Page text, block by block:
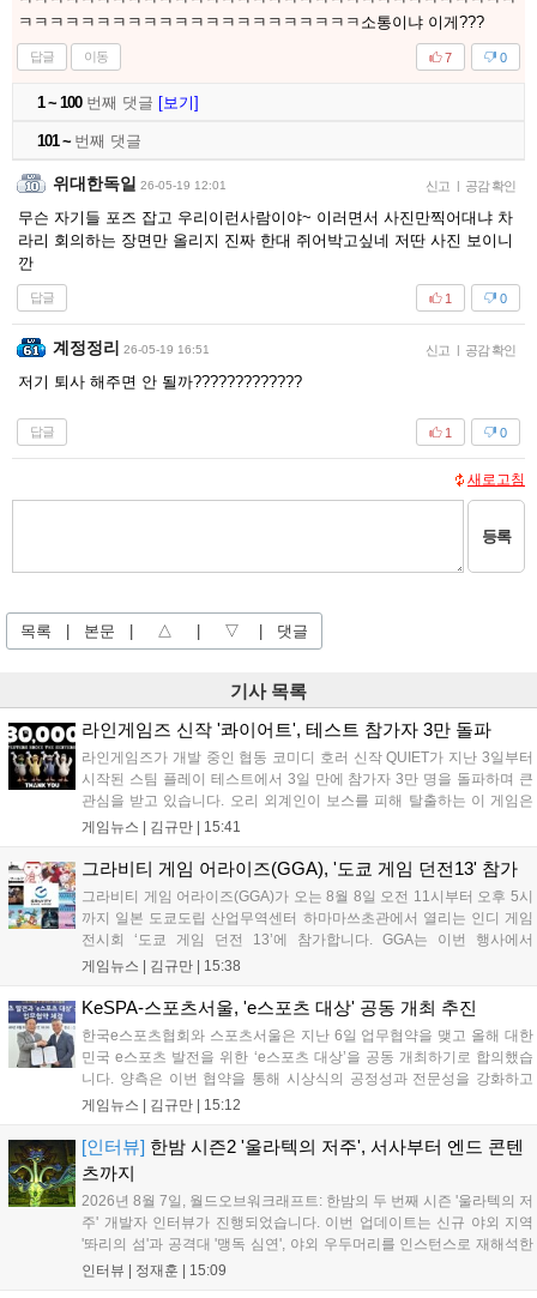
ㅋㅋㅋㅋㅋㅋㅋㅋㅋㅋㅋㅋㅋㅋㅋㅋㅋㅋㅋㅋㅋㅋ소통이냐 이게???
답글 이동 0
7
1 ~ 100번째 댓글 [보기]
101 ~ 번째 댓글
위대한독일 26-05-19 12:01 신고 | 공감 확인
무슨 자기들 포즈 잡고 우리이런사람이야~ 이러면서 사진만찍어대냐 차
라리 회의하는 장면만 올리지 진짜 한대 쥐어박고싶네 저딴 사진 보이니
깐
답글 0
1
계정정리 26-05-19 16:51 신고 | 공감 확인
저기 퇴사 해주면 안 될까?????????????
답글 0
1
새로고침
등록
목록 본문 △ ▽ 댓글
기사 목록
라인게임즈 신작 '콰이어트', 테스트 참가자 3만 돌파
라인게임즈가 개발 중인 협동 코미디 호러 신작 QUIET가 지난 3일부터
시작된 스팀 플레이 테스트에서 3일 만에 참가자 3만 명을 돌파하며 큰
관심을 받고 있습니다. 오리 외계인이 보스를 피해 탈출하는 이 게임은
최대 4인 협동을 지원하며, 소음 관리와 물리 법칙을 활용한 전략적 플레
을 개선 중이며, 상세 정보는 스팀 페이지에서 확인 가능합니다....
게임뉴스 | 김규만 15:41
그라비티 게임 어라이즈(GGA), '도쿄 게임 던전13' 참가
그라비티 게임 어라이즈(GGA)가 오는 8월 8일 오전 11시부터 오후 5시
까지 일본 도쿄도립 산업무역센터 하마마쓰초관에서 열리는 인디 게임
전시회 ‘도쿄 게임 던전 13’에 참가합니다. GGA는 이번 행사에서
‘JALECO ARCADE COLLECTION’ 시리즈의 미공개 작품 12종을 최초
입니다. 시연 참여 관람객에게는 선착순으로 특별 굿즈를 증정하며, 인
디 게임 생태계 활성화와 신규 타이틀 반응 확인을 목표로 합니다....
게임뉴스 | 김규만 15:38
KeSPA-스포츠서울, 'e스포츠 대상' 공동 개최 추진
한국e스포츠협회와 스포츠서울은 지난 6일 업무협약을 맺고 올해 대한
민국 e스포츠 발전을 위한 ‘e스포츠 대상’을 공동 개최하기로 합의했습
니다. 양측은 이번 협약을 통해 시상식의 공정성과 전문성을 강화하고
MZ세대를 겨냥한 미디어 영향력을 확대해 e스포츠 전 종목을 아우르는
되는 이번 시상식이 e스포츠의 성과와 가치를 널리 알리는 권위 있는 행
사가 되도록 노력하겠다고 밝혔습니다....
게임뉴스 | 김규만 15:12
[인터뷰] 한밤 시즌2 '울라텍의 저주', 서사부터 엔드 콘텐
츠까지
2026년 8월 7일, 월드오브워크래프트: 한밤의 두 번째 시즌 '울라텍의 저
주' 개발자 인터뷰가 진행되었습니다. 이번 업데이트는 신규 야외 지역
'똬리의 섬'과 공격대 '맹독 심연', 야외 우두머리를 인스턴스로 재해석한
'소굴'을 포함합니다. 개발진은 하우징 시스템 개선 및 신화+ 던전 로테이
인터뷰 | 정재훈 15:09